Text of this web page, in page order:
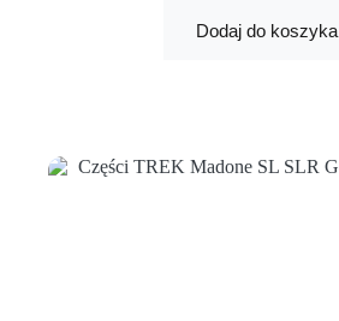
Dodaj do koszyka